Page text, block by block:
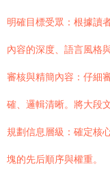
明確目標受眾：根據讀
內容的深度、語言風格
審核與精簡內容：仔細
確、邏輯清晰。將大段
規劃信息層級：確定核
塊的先后順序與權重。